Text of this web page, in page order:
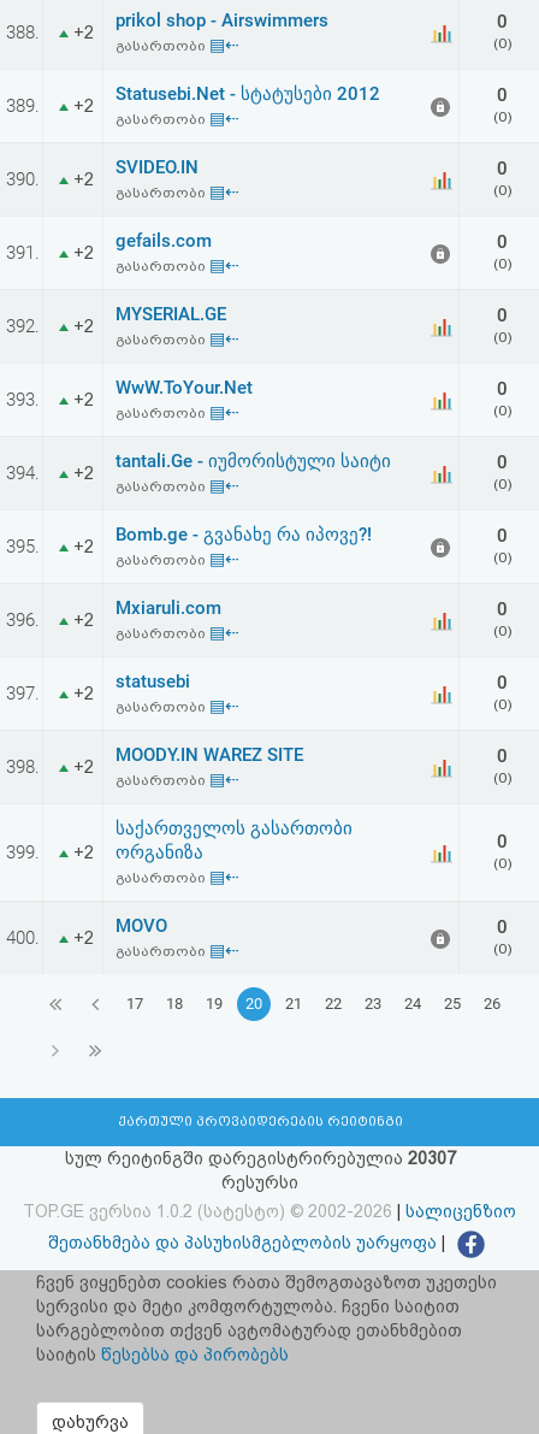
შეთანხმება
უარყოფა
388. +2
prikol shop - Airswimmers
გასართობი ▤⇠
0
(0)
389. +2
Statusebi.Net - სტატუსები 2012
გასართობი ▤⇠
0
(0)
390. +2
SVIDEO.IN
გასართობი ▤⇠
0
(0)
391. +2
gefails.com
გასართობი ▤⇠
0
(0)
392. +2
MYSERIAL.GE
გასართობი ▤⇠
0
(0)
393. +2
WwW.ToYour.Net
გასართობი ▤⇠
0
(0)
394. +2
tantali.Ge - იუმორისტული საიტი
გასართობი ▤⇠
0
(0)
395. +2
Bomb.ge - გვანახე რა იპოვე?!
გასართობი ▤⇠
0
(0)
396. +2
Mxiaruli.com
გასართობი ▤⇠
0
(0)
397. +2
statusebi
გასართობი ▤⇠
0
(0)
398. +2
MOODY.IN WAREZ SITE
გასართობი ▤⇠
0
(0)
399. +2
საქართველოს გასართობი
ორგანიზა
გასართობი ▤⇠
0
(0)
400. +2
MOVO
გასართობი ▤⇠
0
(0)
17 18 19 20 21 22 23 24 25 26
ქართული პროვაიდერების რეიტინგი
სულ რეიტინგში დარეგისტრირებულია 20307
რესურსი
TOP.GE ვერსია 1.0.2 (სატესტო) © 2002-2026
სალიცენზიო
შეთანხმება და პასუხისმგებლობის უარყოფა
facebook.com/TOP.GE
იხილეთ TOP.GE - ის ძველი ვერსია ბმულზე
TOP.GE-ს სერვერების განთავსებას და ინტერნეტთან კავშირს
ჩვენ ვიყენებთ cookies რათა შემოგთავაზოთ უკეთესი
სერვისი და მეტი კომფორტულობა. ჩვენი საიტით
სარგებლობით თქვენ ავტომატურად ეთანხმებით
საიტის წესებსა და პირობებს
დახურვა